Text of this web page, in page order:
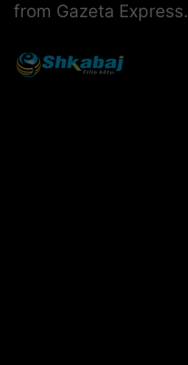
from Gazeta Express.